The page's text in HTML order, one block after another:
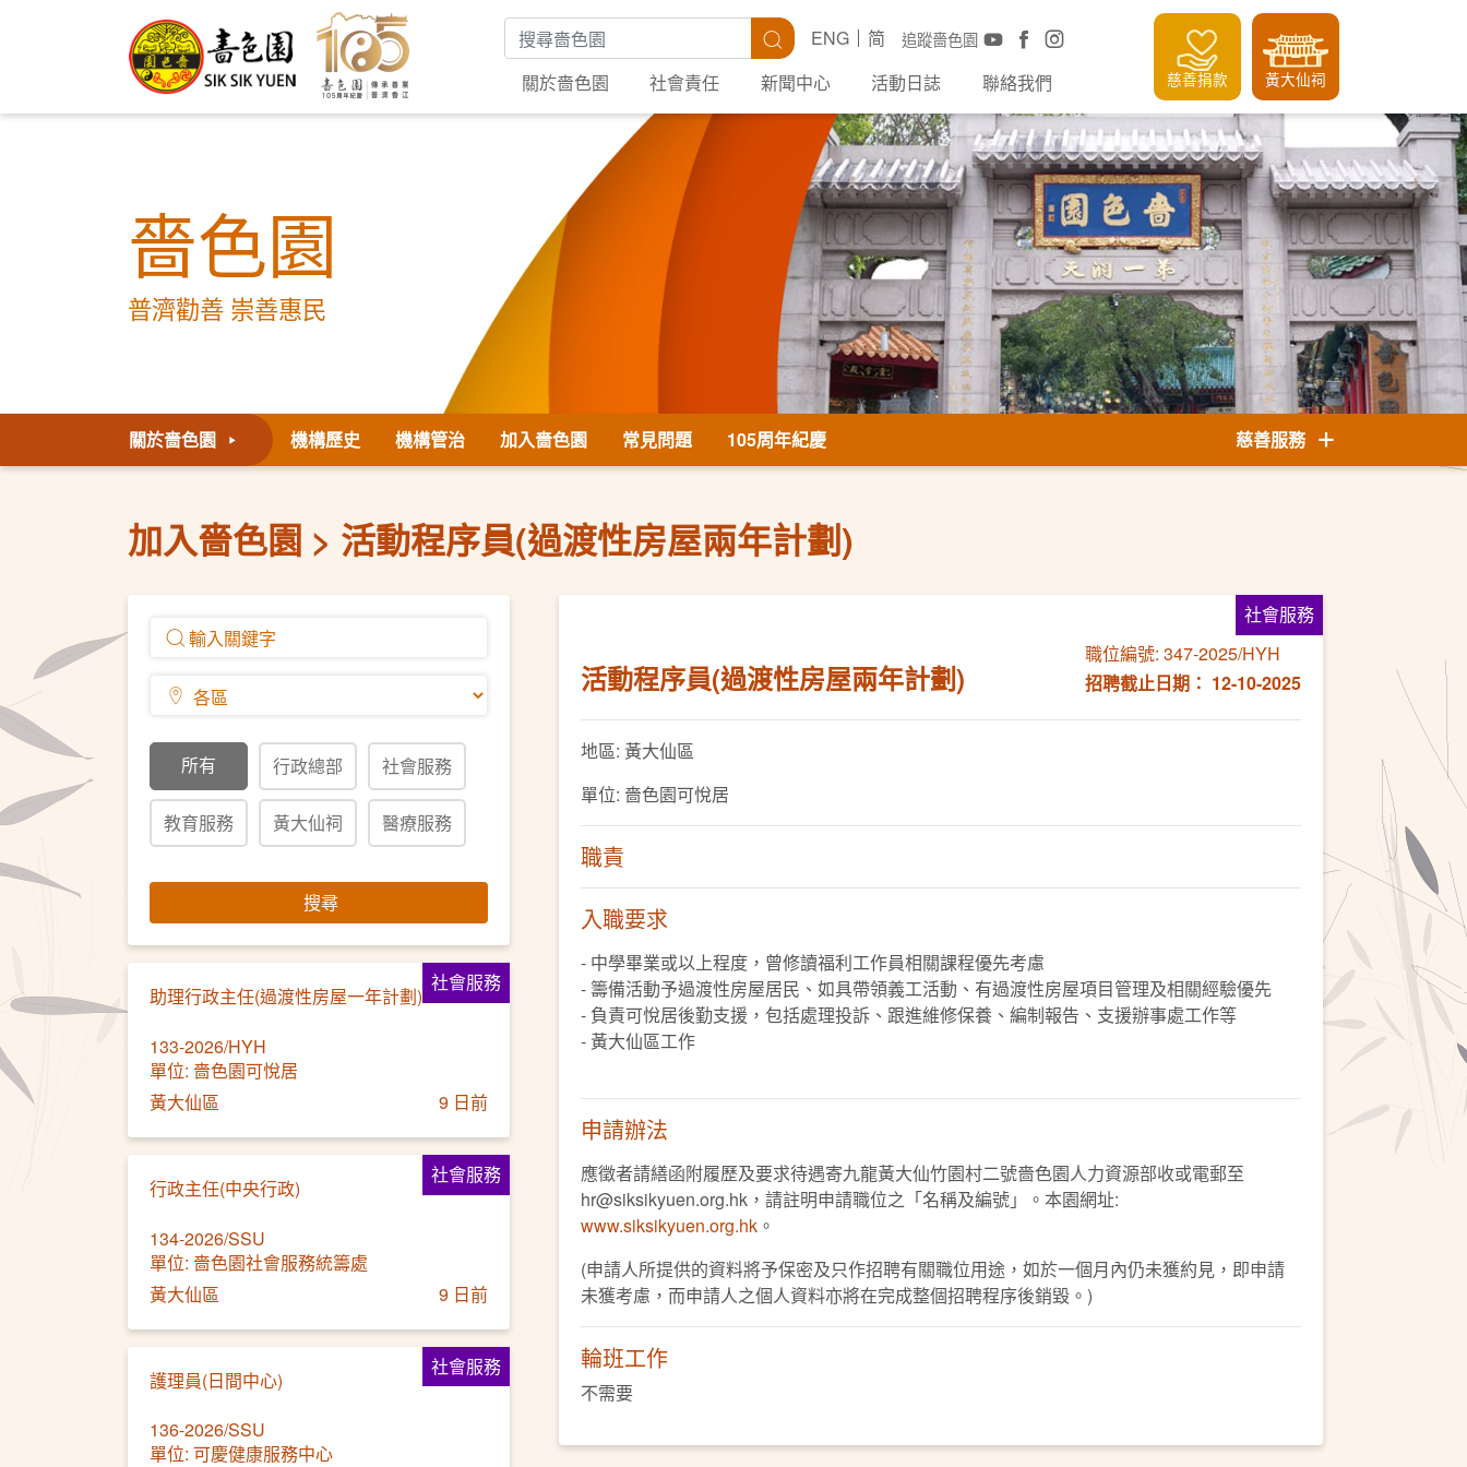
搜尋關鍵字 搜尋 追蹤嗇色園
ENG
简
關於嗇色園
社會責任 新聞中心 活動日誌 聯絡我們 慈善捐款 黃大仙祠
嗇色園
普濟勸善 崇善惠民
關於嗇色園 機構歷史 機構管治 加入嗇色園 常見問題 105周年紀慶 慈善服務
加入嗇色園 活動程序員(過渡性房屋兩年計劃)
所有 行政總部 社會服務
教育服務 黃大仙祠 醫療服務
搜尋
社會服務
助理行政主任(過渡性房屋一年計劃)
133-2026/HYH
單位: 嗇色園可悅居
黃大仙區
9 日前
社會服務
行政主任(中央行政)
134-2026/SSU
單位: 嗇色園社會服務統籌處
黃大仙區
9 日前
社會服務
護理員(日間中心)
136-2026/SSU
單位: 可慶健康服務中心
社會服務
活動程序員(過渡性房屋兩年計劃)
職位編號: 347-2025/HYH
招聘截止日期： 12-10-2025
地區: 黃大仙區
單位: 嗇色園可悅居
職責
入職要求
- 中學畢業或以上程度，曾修讀福利工作員相關課程優先考慮
- 籌備活動予過渡性房屋居民、如具帶領義工活動、有過渡性房屋項目管理及相關經驗優先
- 負責可悅居後勤支援，包括處理投訴、跟進維修保養、編制報告、支援辦事處工作等
- 黃大仙區工作
申請辦法
應徵者請繕函附履歷及要求待遇寄九龍黃大仙竹園村二號嗇色園人力資源部收或電郵至
hr@siksikyuen.org.hk，請註明申請職位之「名稱及編號」。本園網址:
www.siksikyuen.org.hk 。
(申請人所提供的資料將予保密及只作招聘有關職位用途，如於一個月內仍未獲約見，即申請
未獲考慮，而申請人之個人資料亦將在完成整個招聘程序後銷毀。)
輪班工作
不需要